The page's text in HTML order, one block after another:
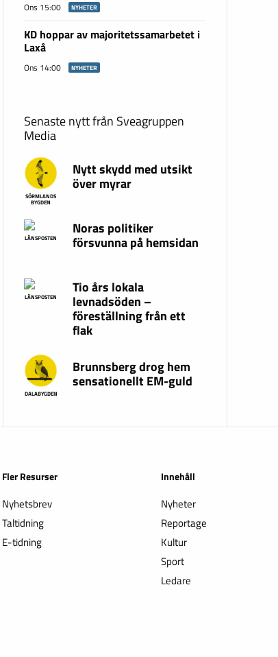
Ons 15:00 NYHETER
KD hoppar av majoritetssamarbetet i
Laxå
Ons 14:00 NYHETER
Senaste nytt från Sveagruppen
Media
SÖRMLANDS
BYGDEN
Nytt skydd med utsikt
över myrar
LÄNSPOSTEN
Noras politiker
försvunna på hemsidan
LÄNSPOSTEN
Tio års lokala
levnadsöden –
föreställning från ett
flak
DALABYGDEN
Brunnsberg drog hem
sensationellt EM-guld
Fler Resurser
Nyhetsbrev
Taltidning
E-tidning
Innehåll
Nyheter
Reportage
Kultur
Sport
Ledare